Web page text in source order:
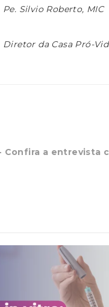
Pe. Silvio Roberto, MIC
Diretor da Casa Pró-
Confira a entrevista